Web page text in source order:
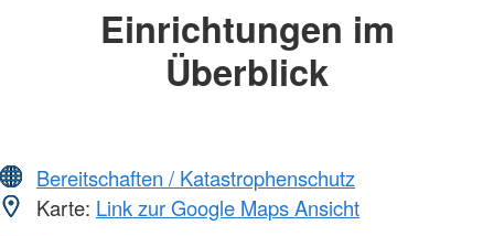
Einrichtungen im
Überblick
Bereitschaften / Katastrophenschutz
Karte: Link zur Google Maps Ansicht